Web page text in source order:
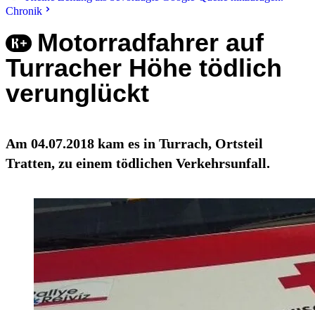
Chronik
Motorradfahrer auf
Turracher Höhe tödlich
verunglückt
Am 04.07.2018 kam es in Turrach, Ortsteil
Tratten, zu einem tödlichen Verkehrsunfall.